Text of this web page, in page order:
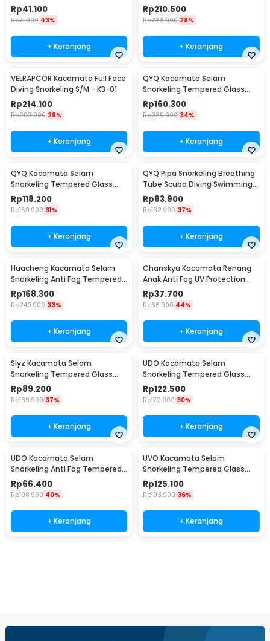
Band 4M - OB100
Rp41.100
Rp71.900 43%
+ Keranjang
Snorkeling L/XL - K3
Rp210.500
Rp288.900 28%
+ Keranjang
VELRAPCOR Kacamata Full Face
Diving Snorkeling S/M - K3-01
Rp214.100
Rp293.900 28%
+ Keranjang
QYQ Kacamata Selam
Snorkeling Tempered Glass
Anti Fog Diving Mask - 308
Rp160.300
Rp239.900 34%
+ Keranjang
QYQ Kacamata Selam
Snorkeling Tempered Glass
Anti Fog Diving Mask - 180
Rp118.200
Rp169.900 31%
+ Keranjang
QYQ Pipa Snorkeling Breathing
Tube Scuba Diving Swimming
Leakproof - Q398
Rp83.900
Rp132.900 37%
+ Keranjang
Huacheng Kacamata Selam
Snorkeling Anti Fog Tempered
Glass Diving Mask - QW-01
Rp168.300
Rp249.900 33%
+ Keranjang
Chanskyu Kacamata Renang
Anak Anti Fog UV Protection
Panoramic Earplug - CK185
Rp37.700
Rp66.900 44%
+ Keranjang
Slyz Kacamata Selam
Snorkeling Tempered Glass
GoPro Mount Diving Mask -
INU91
Rp89.200
Rp139.900 37%
+ Keranjang
UDO Kacamata Selam
Snorkeling Tempered Glass
Anti Fog Diving Mask - U-16
Rp122.500
Rp172.900 30%
+ Keranjang
UDO Kacamata Selam
Snorkeling Anti Fog Tempered
Glass Diving Mask - U-165
Rp66.400
Rp108.900 40%
+ Keranjang
UVO Kacamata Selam
Snorkeling Tempered Glass
Anti Fog Diving Mask - U-88
Rp125.100
Rp193.900 36%
+ Keranjang